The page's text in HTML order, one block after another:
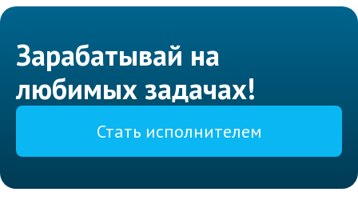
Зарабатывай на
любимых задачах!
Стать исполнителем